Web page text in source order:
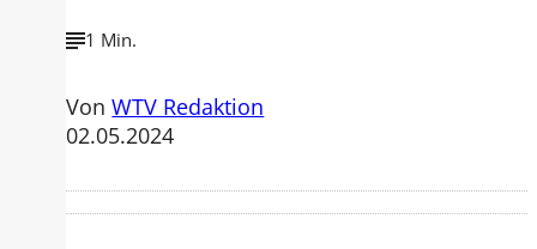
1 Min.
VonWTV Redaktion
02.05.2024